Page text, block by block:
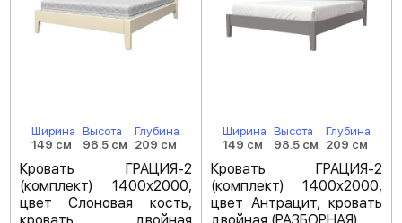
Ширина
149 см
Высота
98.5 см
Глубина
209 см
Кровать ГРАЦИЯ-2
(комплект) 1400х2000,
цвет Слоновая кость,
кровать двойная
Ширина
149 см
Высота
98.5 см
Глубина
209 см
Кровать ГРАЦИЯ-2
(комплект) 1400х2000,
цвет Антрацит, кровать
двойная (РАЗБОРНАЯ)